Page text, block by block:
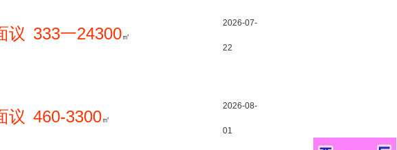
议 333一24300㎡
2026-07-
22
议 460-3300㎡
2026-08-
01